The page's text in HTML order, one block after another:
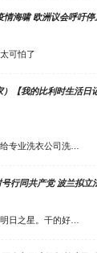
情海啸 欧洲议会呼吁
可怕了
）【我的比利时生活
专业洗衣公司洗…
号行同共产党 波兰拟立
日之星。干的好…